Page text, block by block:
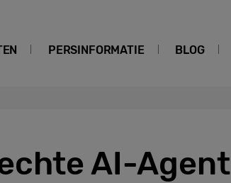
PERSINFORMATIE BLOG
AI-Agent